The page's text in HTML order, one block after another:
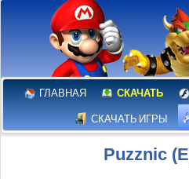
ГЛАВНАЯ СКАЧАТЬ
СКАЧАТЬ ИГРЫ
Puzznic